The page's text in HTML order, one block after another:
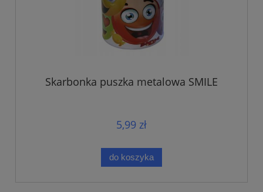
Skarbonka puszka metalowa SMILE
5,99 zł
do koszyka